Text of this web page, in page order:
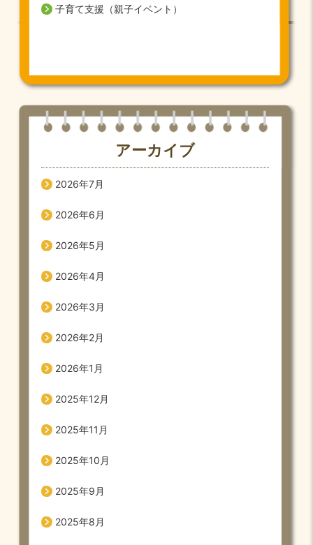
子育て支援（親子イベント）
アーカイブ
2026年7月
2026年6月
2026年5月
2026年4月
2026年3月
2026年2月
2026年1月
2025年12月
2025年11月
2025年10月
2025年9月
2025年8月